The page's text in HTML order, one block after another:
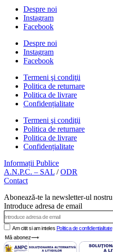
Despre noi
Instagram
Facebook
Despre noi
Instagram
Facebook
Termeni şi condiţii
Politica de returnare
Politica de livrare
Confidențialitate
Termeni şi condiţii
Politica de returnare
Politica de livrare
Confidențialitate
Informații Publice
A.N.P.C. – SAL /ODR
Contact
Abonează-te la newsletter-ul nostru
Introduce adresa de email
Am citit si am inteles Politica de confidientialitate
Mă abonez⟶